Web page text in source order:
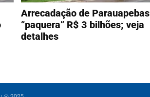
Arrecadação de Parauapebas
“paquera” R$ 3 bilhões; veja
detalhes